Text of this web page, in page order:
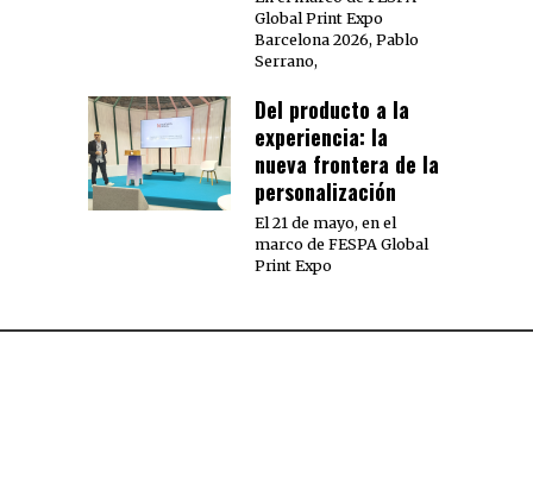
Global Print Expo
Barcelona 2026, Pablo
Serrano,
Del producto a la
experiencia: la
nueva frontera de la
personalización
El 21 de mayo, en el
marco de FESPA Global
Print Expo